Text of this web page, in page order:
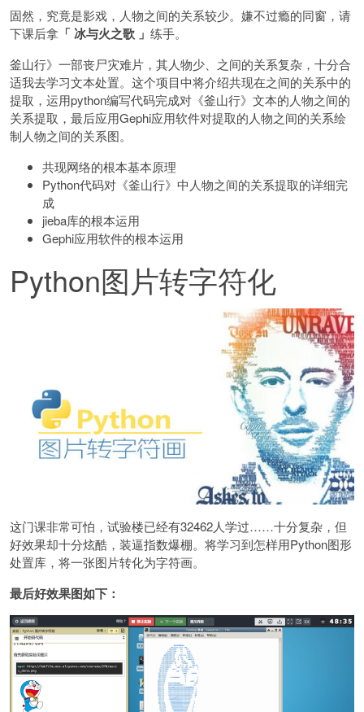
固然，究竟是影戏，人物之间的关系较少。嫌不过瘾的同窗，请
下课后拿 「 冰与火之歌 」 练手。
釜山行》一部丧尸灾难片，其人物少、之间的关系复杂，十分合
适我去学习文本处置。这个项目中将介绍共现在之间的关系中的
提取，运用python编写代码完成对《釜山行》文本的人物之间的
关系提取，最后应用Gephi应用软件对提取的人物之间的关系绘
制人物之间的关系图。
共现网络的根本基本原理
Python代码对《釜山行》中人物之间的关系提取的详细完
成
jieba库的根本运用
Gephi应用软件的根本运用
Python图片转字符化
这门课非常可怕，试验楼已经有32462人学过……十分复杂，但
好效果却十分炫酷，装逼指数爆棚。将学习到怎样用Python图形
处置库，将一张图片转化为字符画。
最后好效果图如下：